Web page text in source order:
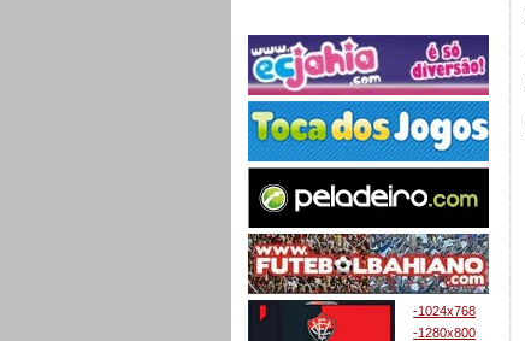
-1024x768
-1280x800